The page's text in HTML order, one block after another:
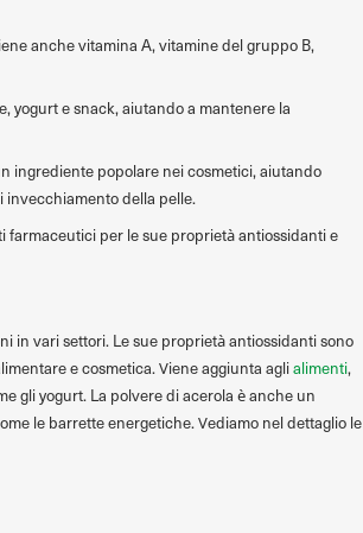
anche vitamina A, vitamine del gruppo B,
yogurt e snack, aiutando a mantenere la
ingrediente popolare nei cosmetici, aiutando
invecchiamento della pelle.
farmaceutici per le sue proprietà antiossidanti e
in vari settori. Le sue proprietà antiossidanti sono
e cosmetica. Viene aggiunta aglialimenti,
gli yogurt. La polvere di acerola è anche un
le barrette energetiche. Vediamo nel dettaglio le